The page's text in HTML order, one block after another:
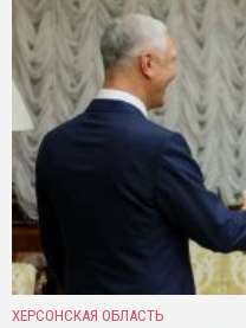
ХЕРСОНСКАЯ ОБЛАСТЬ